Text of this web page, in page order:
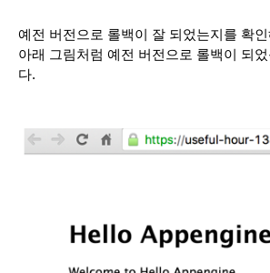
예전 버전으로 롤백이 잘 되었는지를 확
아래 그림처럼 예전 버전으로 롤백이 되
다.